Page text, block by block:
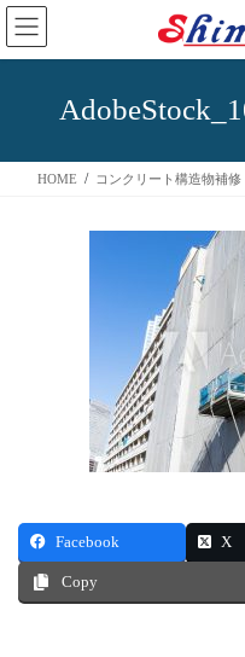
HOME コンクリート構造物補修
Facebook X
Copy